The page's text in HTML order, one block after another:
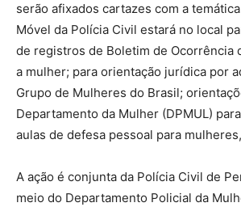
serão afixados cartazes com a
Móvel da Polícia Civil estará no local
de registros de Boletim de Ocorrência
a mulher; para orientação jurídica por
Grupo de Mulheres do Brasil;
Departamento da Mulher (DPMUL)
aulas de defesa pessoal para
A ação é conjunta da Polícia Civil de
meio do Departamento Policial da